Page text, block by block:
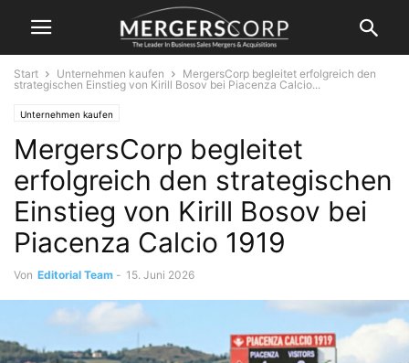
Start Unternehmen kaufen
MergersCorp begleitet erfolgreich den
strategischen Einstieg von Kirill Bosov bei Piacenza Calcio...
Unternehmen kaufen
MergersCorp begleitet
erfolgreich den strategischen
Einstieg von Kirill Bosov bei
Piacenza Calcio 1919
Von Editorial Team - 15. Juni 2026